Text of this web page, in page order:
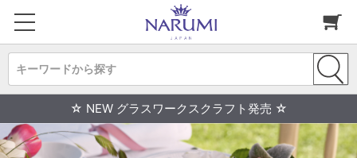
キーワードから探す
☆ NEW グラスワークスクラフト発売 ☆